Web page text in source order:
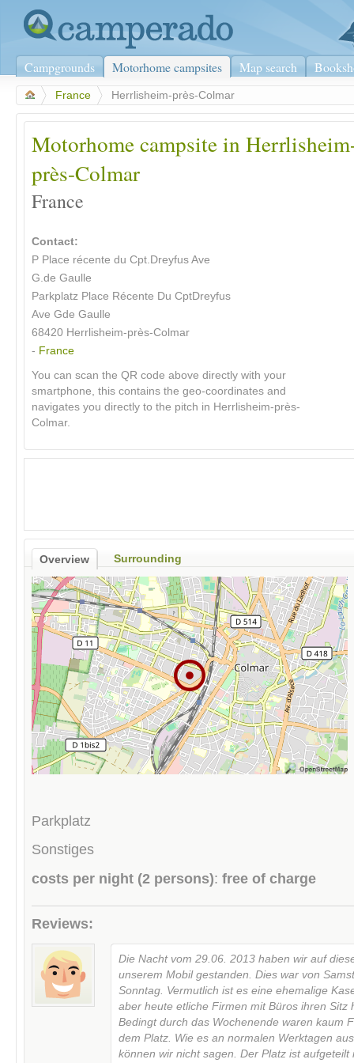
Campgrounds Motorhome campsites Map search
France Herrlisheim-près-Colmar
Motorhome campsite in
près-Colmar
France
Contact:
P Place récente du Cpt.Dreyfus Ave
G.de Gaulle
Parkplatz Place Récente Du CptDreyfus
Ave Gde Gaulle
68420 Herrlisheim-près-Colmar
- France
You can scan the QR code above directly with your
smartphone, this contains the geo-coordinates and
navigates you directly to the pitch in Herrlisheim-près-
Colmar.
Overview Surrounding
Parkplatz
Sonstiges
costs per night (2 persons): free of charge
Reviews:
Die Nacht vom 29.06. 2013 haben wir auf
unserem Mobil gestanden. Dies war von
Sonntag. Vermutlich ist es eine ehemalige
aber heute etliche Firmen mit Büros ihren Sitz
Bedingt durch das Wochenende waren kaum
dem Platz. Wie es an normalen Werktagen
können wir nicht sagen. Der Platz ist aufgeteilt